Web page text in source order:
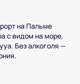
на Пальме
с видом на море,
Без алкоголя —